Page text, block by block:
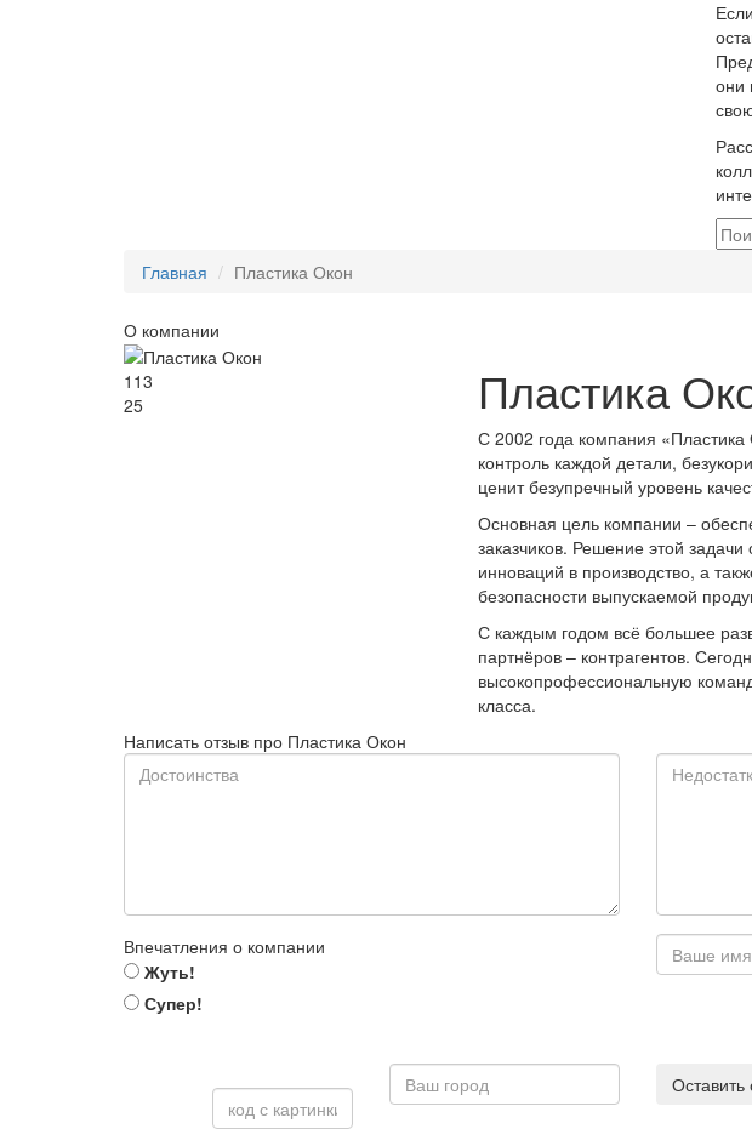
они
Главная Пластика Окон
О компании
113
25
Пластика
С 2002 года компания
контроль каждой детали,
ценит безупречный уровень
Основная цель компании –
заказчиков. Решение этой
инноваций в производство, а
безопасности выпускаемой
С каждым годом всё большее
партнёров – контрагентов.
высокопрофессиональную
класса.
Написать отзыв про Пластика Окон
Впечатления о компании
Жуть!
Супер!
Оставить